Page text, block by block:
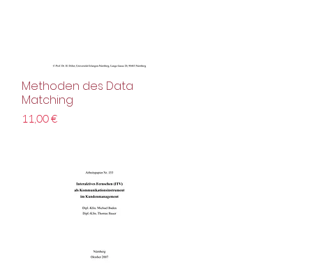
Schnellansicht
Methoden des Data
Matching
Preis
11,00 €